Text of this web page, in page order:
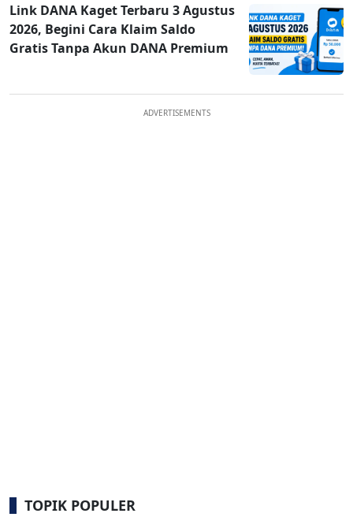
Link DANA Kaget Terbaru 3 Agustus
2026, Begini Cara Klaim Saldo
Gratis Tanpa Akun DANA Premium
ADVERTISEMENTS
TOPIK POPULER